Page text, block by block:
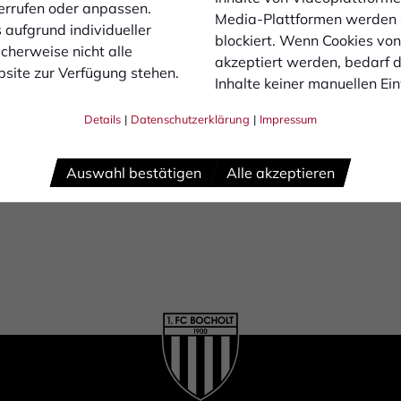
oder anpassen.
aufgrund individueller
nicht alle
zur Verfügung stehen.
Media-Plattformen
blockiert. Wenn Cookies
akzeptiert werden, bedarf
Inhalte keiner manuellen
Details | Datenschutzerklärung | Impressum
Auswahl bestätigen Alle akzeptieren
„P3 Gast“ befindet.
ist im Gästebereich strikt untersagt. Sollten sie dennoch
von seinem Hausrecht gebraucht machen und die
oder anderen Fanartikeln der Siegener Mannschaft
dass das Abbrennen von Pyrotechnik und Feuertöpfen im
der zugehörigen Fangruppierung in jedem Fall
sanktioniert wird.